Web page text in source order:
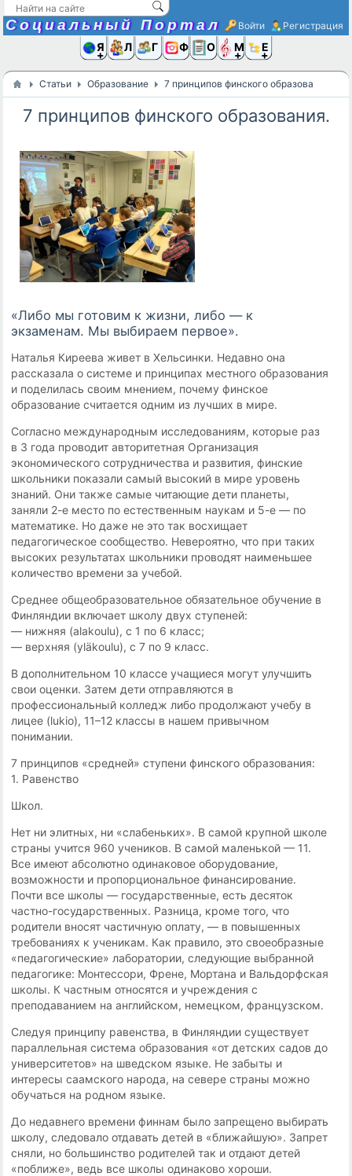
Социальный Портал Войти Регистрация
Я иЛюди
Группы
Фото Ещё
Статьи Образование 7 принципов финского образования.
7 принципов финского образования.
«Либо мы готовим к жизни, либо — к
экзаменам. Мы выбираем первое».
Наталья Киреева живет в Хельсинки. Недавно она
рассказала о системе и принципах местного образования
и поделилась своим мнением, почему финское
образование считается одним из лучших в мире.
Согласно международным исследованиям, которые раз
в 3 года проводит авторитетная Организация
экономического сотрудничества и развития, финские
школьники показали самый высокий в мире уровень
знаний. Они также самые читающие дети планеты,
заняли 2-е место по естественным наукам и 5-е — по
математике. Но даже не это так восхищает
педагогическое сообщество. Невероятно, что при таких
высоких результатах школьники проводят наименьшее
количество времени за учебой.
Среднее общеобразовательное обязательное обучение в
Финляндии включает школу двух ступеней:
— нижняя (alakoulu), с 1 по 6 класс;
— верхняя (yläkoulu), с 7 по 9 класс.
В дополнительном 10 классе учащиеся могут улучшить
свои оценки. Затем дети отправляются в
профессиональный колледж либо продолжают учебу в
лицее (lukio), 11–12 классы в нашем привычном
понимании.
7 принципов «средней» ступени финского образования:
1. Равенство
Школ.
Нет ни элитных, ни «слабеньких». В самой крупной школе
страны учится 960 учеников. В самой маленькой — 11.
Все имеют абсолютно одинаковое оборудование,
возможности и пропорциональное финансирование.
Почти все школы — государственные, есть десяток
частно-государственных. Разница, кроме того, что
родители вносят частичную оплату, — в повышенных
требованиях к ученикам. Как правило, это своеобразные
«педагогические» лаборатории, следующие выбранной
педагогике: Монтессори, Френе, Мортана и Вальдорфская
школы. К частным относятся и учреждения с
преподаванием на английском, немецком, французском.
Следуя принципу равенства, в Финляндии существует
параллельная система образования «от детских садов до
университетов» на шведском языке. Не забыты и
интересы саамского народа, на севере страны можно
обучаться на родном языке.
До недавнего времени финнам было запрещено выбирать
школу, следовало отдавать детей в «ближайшую». Запрет
сняли, но большинство родителей так и отдают детей
«поближе», ведь все школы одинаково хороши.